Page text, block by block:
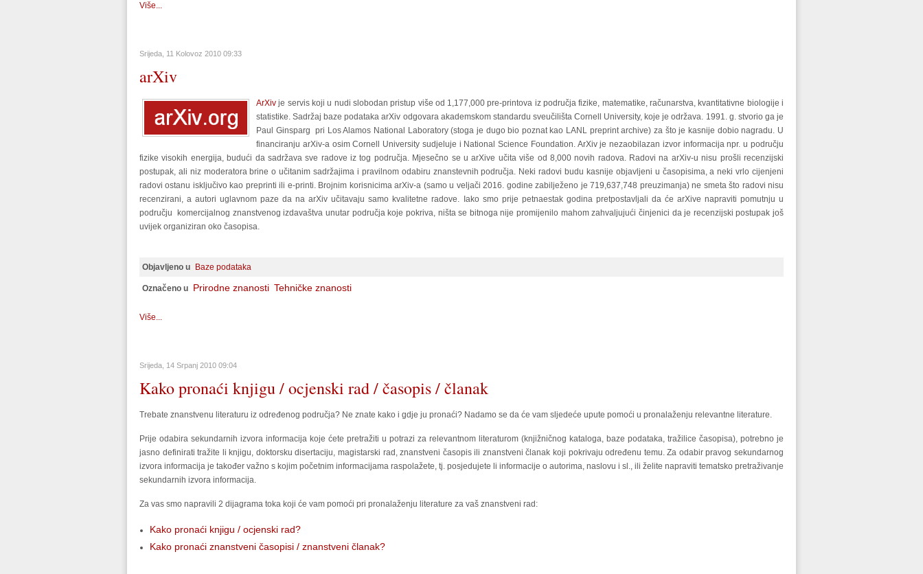
Više...
Srijeda, 11 Kolovoz 2010 09:33
arXiv
ArXiv je servis koji u nudi slobodan pristup više od 1,177,000 pre-printova iz područja fizike, matematike, računarstva, kvantitativne biologije i
statistike. Sadržaj baze podataka arXiv odgovara akademskom standardu sveučilišta Cornell University, koje je održava. 1991. g. stvorio ga je
Paul Ginsparg pri Los Alamos National Laboratory (stoga je dugo bio poznat kao LANL preprint archive) za što je kasnije dobio nagradu. U
financiranju arXiv-a osim Cornell University sudjeluje i National Science Foundation. ArXiv je nezaobilazan izvor informacija npr. u području
fizike visokih energija, budući da sadržava sve radove iz tog područja. Mjesečno se u arXive učita više od 8,000 novih radova. Radovi na arXiv-u nisu prošli recenzijski
postupak, ali niz moderatora brine o učitanim sadržajima i pravilnom odabiru znanstevnih područja. Neki radovi budu kasnije objavljeni u časopisima, a neki vrlo cijenjeni
radovi ostanu isključivo kao preprinti ili e-printi. Brojnim korisnicima arXiv-a (samo u veljači 2016. godine zabilježeno je 719,637,748 preuzimanja) ne smeta što radovi nisu
recenzirani, a autori uglavnom paze da na arXiv učitavaju samo kvalitetne radove. Iako smo prije petnaestak godina pretpostavljali da će arXive napraviti pomutnju u
području komercijalnog znanstvenog izdavaštva unutar područja koje pokriva, ništa se bitnoga nije promijenilo mahom zahvaljujući činjenici da je recenzijski postupak još
uvijek organiziran oko časopisa.
Objavljeno u Baze podataka
Označeno u Prirodne znanosti Tehničke znanosti
Više...
Srijeda, 14 Srpanj 2010 09:04
Kako pronaći knjigu / ocjenski rad / časopis / članak
Trebate znanstvenu literaturu iz određenog područja? Ne znate kako i gdje ju pronaći? Nadamo se da će vam sljedeće upute pomoći u pronalaženju relevantne literature.
Prije odabira sekundarnih izvora informacija koje ćete pretražiti u potrazi za relevantnom literaturom (knjižničnog kataloga, baze podataka, tražilice časopisa), potrebno je
jasno definirati tražite li knjigu, doktorsku disertaciju, magistarski rad, znanstveni časopis ili znanstveni članak koji pokrivaju određenu temu. Za odabir pravog sekundarnog
izvora informacija je također važno s kojim početnim informacijama raspolažete, tj. posjedujete li informacije o autorima, naslovu i sl., ili želite napraviti tematsko pretraživanje
sekundarnih izvora informacija.
Za vas smo napravili 2 dijagrama toka koji će vam pomoći pri pronalaženju literature za vaš znanstveni rad:
Kako pronaći knjigu / ocjenski rad?
Kako pronaći znanstveni časopisi / znanstveni članak?